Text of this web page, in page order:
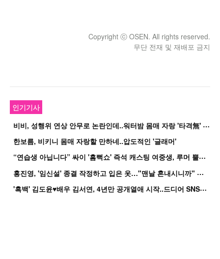
Copyright ⓒ OSEN. All rights reserved.
무단 전재 및 재배포 금지
인기기사
비
비, 성행위 연상 안무로 논란인데..워터밤 몸매 자랑 '타격無' 근황
한보름, 비키니 몸매 자랑할 만하네..압도적인 '글래머'
“
연습생 아닙니다” 싸이 '흠뻑쇼' 즉석 캐스팅 여중생, 루머 뿔났다[Oh!쎈 이...
홍
진영, '임신설' 종결 작정하고 입은 옷…"맨날 혼내시니까" 억울
'
흑백' 김도윤♥배우 김서연, 4년만 공개열애 시작..드디어 SNS에 노출 [핫피...